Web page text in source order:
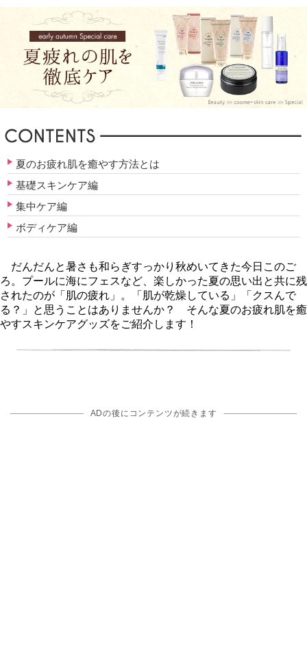
夏のお疲れ肌を癒やす方法とは
基礎スキンケア編
集中ケア編
ボディケア編
だんだんと暑さも和らぎすっかり秋めいてきた今日このご
ろ。プールに海にフェスなど、楽しかった夏の思い出と共に残
されたのが「肌の疲れ」。「肌が乾燥している」「クスんで
る？」と思うことはありませんか？ そんな夏のお疲れ肌を癒
すスキンケアグッズをご紹介します！
ADの後にコンテンツが続きます